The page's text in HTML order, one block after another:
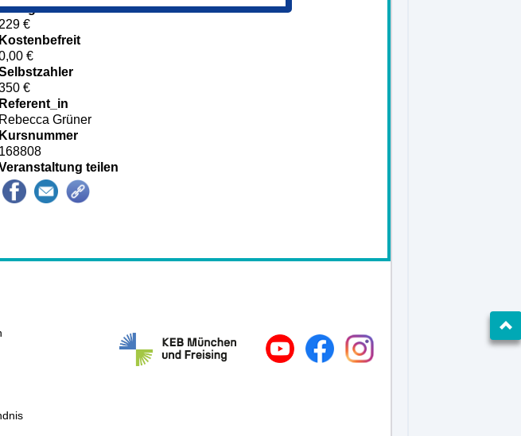
229 €
Kostenbefreit
€
€
Referent_in
Rebecca Grüner
Kursnummer
168808
teilen